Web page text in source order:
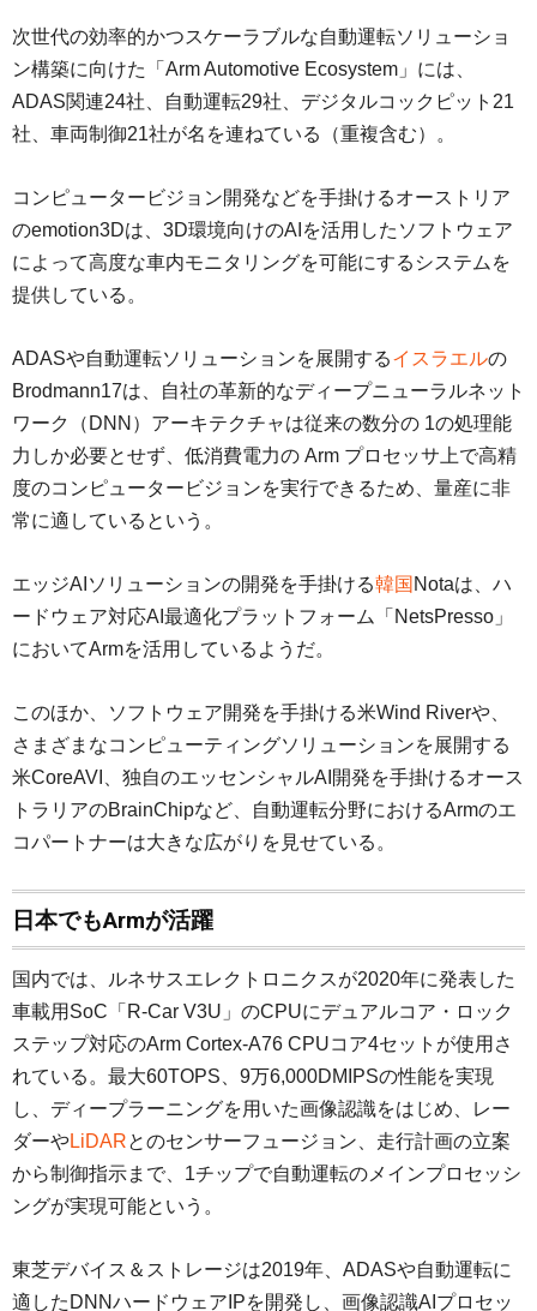
次世代の効率的かつスケーラブルな自動運転ソリューショ
ン構築に向けた「Arm Automotive Ecosystem」には、
ADAS関連24社、自動運転29社、デジタルコックピット21
社、車両制御21社が名を連ねている（重複含む）。
コンピュータービジョン開発などを手掛けるオーストリア
のemotion3Dは、3D環境向けのAIを活用したソフトウェア
によって高度な車内モニタリングを可能にするシステムを
提供している。
ADASや自動運転ソリューションを展開するイスラエルの
Brodmann17は、自社の革新的なディープニューラルネット
ワーク（DNN）アーキテクチャは従来の数分の 1の処理能
力しか必要とせず、低消費電力の Arm プロセッサ上で高精
度のコンピュータービジョンを実行できるため、量産に非
常に適しているという。
エッジAIソリューションの開発を手掛ける韓国 Notaは、ハ
ードウェア対応AI最適化プラットフォーム「NetsPresso」
においてArmを活用しているようだ。
このほか、ソフトウェア開発を手掛ける米Wind Riverや、
さまざまなコンピューティングソリューションを展開する
米CoreAVI、独自のエッセンシャルAI開発を手掛けるオース
トラリアのBrainChipなど、自動運転分野におけるArmのエ
コパートナーは大きな広がりを見せている。
日本でもArmが活躍
国内では、ルネサスエレクトロニクスが2020年に発表した
車載用SoC「R-Car V3U」のCPUにデュアルコア・ロック
ステップ対応のArm Cortex-A76 CPUコア4セットが使用さ
れている。最大60TOPS、9万6,000DMIPSの性能を実現
し、ディープラーニングを用いた画像認識をはじめ、レー
ダーやLiDARとのセンサーフュージョン、走行計画の立案
から制御指示まで、1チップで自動運転のメインプロセッシ
ングが実現可能という。
東芝デバイス＆ストレージは2019年、ADASや自動運転に
適したDNNハードウェアIPを開発し、画像認識AIプロセッ